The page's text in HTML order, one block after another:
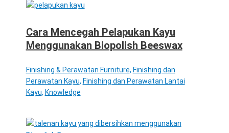
Cara Mencegah Pelapukan Kayu
Menggunakan Biopolish Beeswax
Finishing & Perawatan Furniture, Finishing dan
Perawatan Kayu, Finishing dan Perawatan Lantai
Kayu, Knowledge